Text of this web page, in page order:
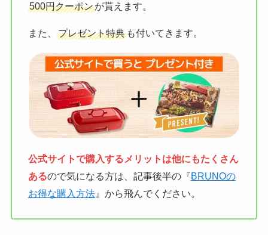
500円クーポンが貰えます。
また、 プレゼント特典も付いてきます。
公式サイトで購入するメリットは他にもたくさん
あるので気になる方は、記事後半の『BRUNOの
お得な購入方法』から飛んでください。